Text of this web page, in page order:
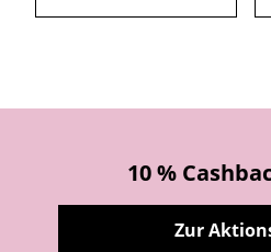
10 %
Zur